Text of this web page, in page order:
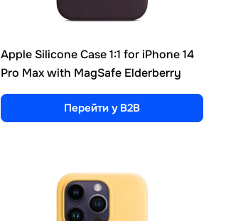
Apple Silicone Case 1:1 for iPhone 14
Pro Max with MagSafe Elderberry
Перейти у B2B